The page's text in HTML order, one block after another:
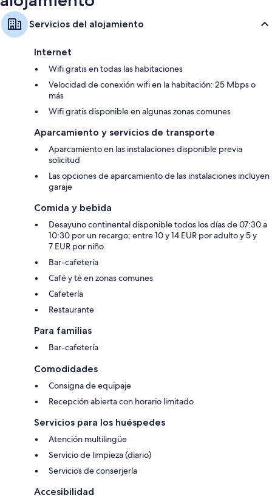
Servicios del alojamiento
Internet
Wifi gratis en todas las habitaciones
Velocidad de conexión wifi en la habitación: 25 Mbps o
más
Wifi gratis disponible en algunas zonas comunes
Aparcamiento y servicios de transporte
Aparcamiento en las instalaciones disponible previa
solicitud
Las opciones de aparcamiento de las instalaciones incluyen
garaje
Comida y bebida
Desayuno continental disponible todos los días de 07:30 a
10:30 por un recargo; entre 10 y 14 EUR por adulto y 5 y
7 EUR por niño
Bar-cafetería
Café y té en zonas comunes
Cafetería
Restaurante
Para familias
Bar-cafetería
Comodidades
Consigna de equipaje
Recepción abierta con horario limitado
Servicios para los huéspedes
Atención multilingüe
Servicio de limpieza (diario)
Servicios de conserjería
Accesibilidad